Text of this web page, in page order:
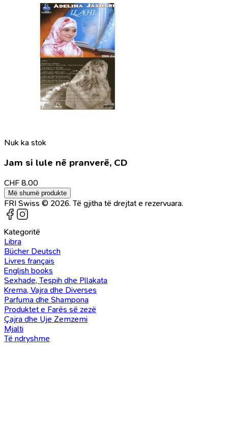
Nuk ka stok
Jam si lule në pranverë, CD
CHF 8.00
Më shumë produkte
FRI Swiss © 2026. Të gjitha të drejtat e rezervuara.
Kategoritë
Libra
Bücher Deutsch
Livres français
English books
Sexhade, Tespih dhe Pllakata
Krema, Vajra dhe Diverses
Parfuma dhe Shampona
Produktet e Farës së zezë
Çajra dhe Uje Zemzemi
Mjalti
Të ndryshme